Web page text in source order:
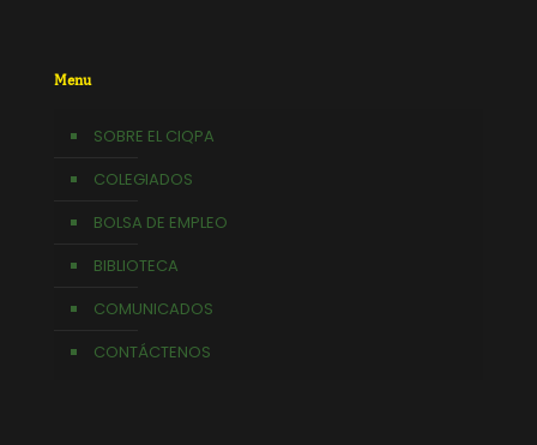
Menu
SOBRE EL CIQPA
COLEGIADOS
BOLSA DE EMPLEO
BIBLIOTECA
COMUNICADOS
CONTÁCTENOS